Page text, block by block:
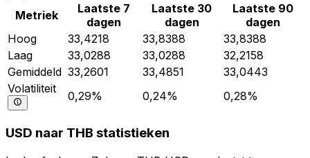
Metriek
Laatste 7
dagen
Laatste 30
dagen
Laatste 90
dagen
Hoog
33,4218 33,8388
33,8388
Laag
33,0288 33,0288
32,2158
Gemiddeld 33,2601 33,4851
33,0443
Volatiliteit
0,29% 0,24% 0,28%
USD naar THB statistieken